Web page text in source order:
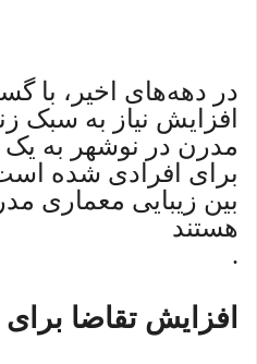
در دهه‌های اخیر، با
افزایش نیاز به سبک
مدرن در نوشهر به
برای افرادی شده است
بین زیبایی معماری
هستند
.
افزایش تقاضا